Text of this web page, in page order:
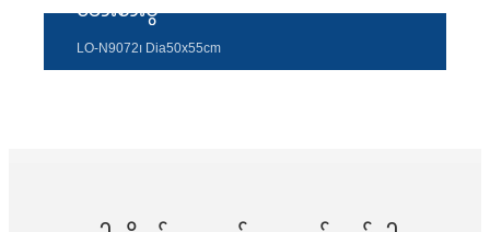
ဘေးစားပွဲ
LO-N9072၊ Dia50x55cm